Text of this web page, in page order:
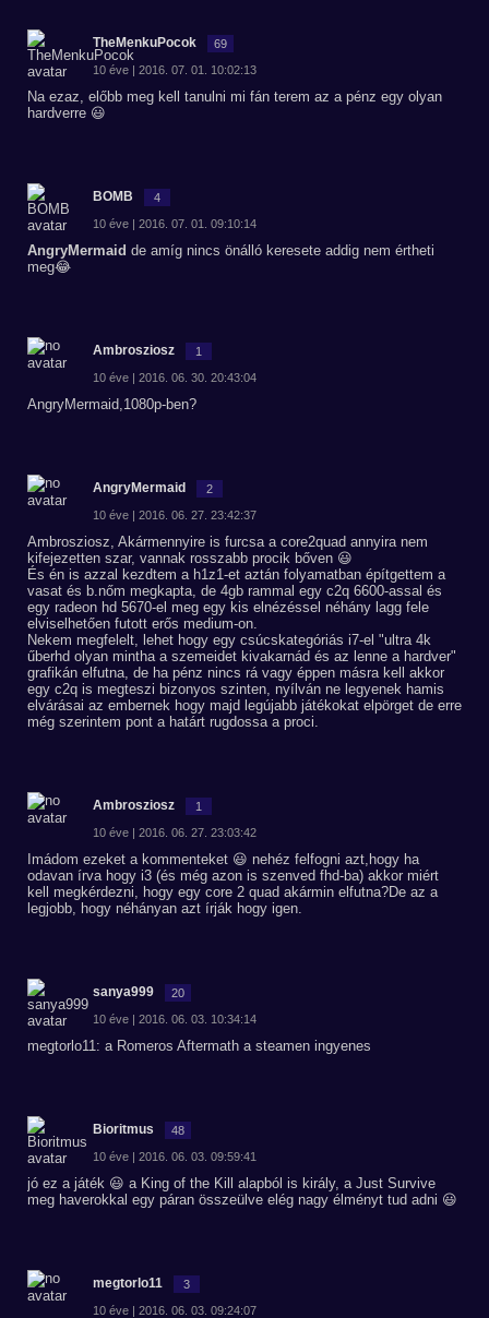
TheMenkuPocok 69
10 éve | 2016. 07. 01. 10:02:13
Na ezaz, előbb meg kell tanulni mi fán terem az a pénz egy olyan
hardverre 😃
BOMB 4
10 éve | 2016. 07. 01. 09:10:14
AngryMermaid de amíg nincs önálló keresete addig nem értheti
meg😂
Ambrosziosz 1
10 éve | 2016. 06. 30. 20:43:04
AngryMermaid,1080p-ben?
AngryMermaid 2
10 éve | 2016. 06. 27. 23:42:37
Ambrosziosz, Akármennyire is furcsa a core2quad annyira nem
kifejezetten szar, vannak rosszabb procik bőven 😃
És én is azzal kezdtem a h1z1-et aztán folyamatban építgettem a
vasat és b.nőm megkapta, de 4gb rammal egy c2q 6600-assal és
egy radeon hd 5670-el meg egy kis elnézéssel néhány lagg fele
elviselhetően futott erős medium-on.
Nekem megfelelt, lehet hogy egy csúcskategóriás i7-el "ultra 4k
űberhd olyan mintha a szemeidet kivakarnád és az lenne a hardver"
grafikán elfutna, de ha pénz nincs rá vagy éppen másra kell akkor
egy c2q is megteszi bizonyos szinten, nyílván ne legyenek hamis
elvárásai az embernek hogy majd legújabb játékokat elpörget de erre
még szerintem pont a határt rugdossa a proci.
Ambrosziosz 1
10 éve | 2016. 06. 27. 23:03:42
Imádom ezeket a kommenteket 😃 nehéz felfogni azt,hogy ha
odavan írva hogy i3 (és még azon is szenved fhd-ba) akkor miért
kell megkérdezni, hogy egy core 2 quad akármin elfutna?De az a
legjobb, hogy néhányan azt írják hogy igen.
sanya999 20
10 éve | 2016. 06. 03. 10:34:14
megtorlo11: a Romeros Aftermath a steamen ingyenes
Bioritmus 48
10 éve | 2016. 06. 03. 09:59:41
jó ez a játék 😃 a King of the Kill alapból is király, a Just Survive
meg haverokkal egy páran összeülve elég nagy élményt tud adni 😃
megtorlo11 3
10 éve | 2016. 06. 03. 09:24:07